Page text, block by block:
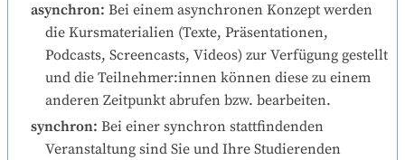
asynchron: Bei einem asynchronen Konzept werden
die Kursmaterialien (Texte, Präsentationen,
Podcasts, Screencasts, Videos) zur Verfügung gestellt
und die Teilnehmer:innen können diese zu einem
anderen Zeitpunkt abrufen bzw. bearbeiten.
synchron: Bei einer synchron stattfindenden
Veranstaltung sind Sie und Ihre Studierenden